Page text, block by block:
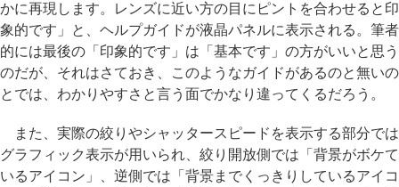
かに再現します。レンズに近い方の目にピントを合わせると印
象的です」と、ヘルプガイドが液晶パネルに表示される。筆者
的には最後の「印象的です」は「基本です」の方がいいと思う
のだが、それはさておき、このようなガイドがあるのと無いの
とでは、わかりやすさと言う面でかなり違ってくるだろう。
また、実際の絞りやシャッタースピードを表示する部分では
グラフィック表示が用いられ、絞り開放側では「背景がボケて
いるアイコン」、逆側では「背景までくっきりしているアイコ